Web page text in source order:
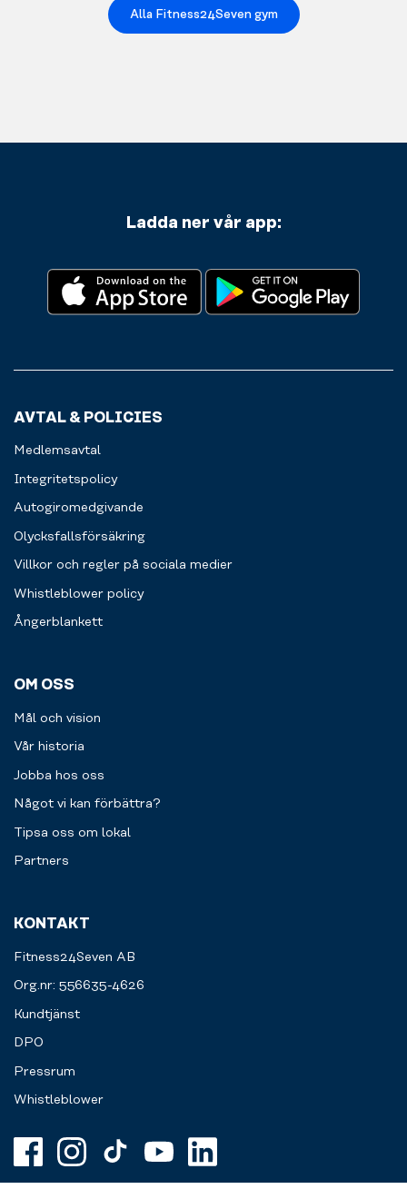
Alla Fitness24Seven gym
Ladda ner vår app:
AVTAL & POLICIES
Medlemsavtal
Integritetspolicy
Autogiromedgivande
Olycksfallsförsäkring
Villkor och regler på sociala medier
Whistleblower policy
Ångerblankett
OM OSS
Mål och vision
Vår historia
Jobba hos oss
Något vi kan förbättra?
Tipsa oss om lokal
Partners
KONTAKT
Fitness24Seven AB
Org.nr: 556635-4626
Kundtjänst
DPO
Pressrum
Whistleblower